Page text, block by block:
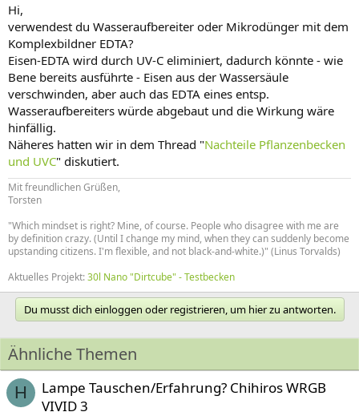
Hi,
verwendest du Wasseraufbereiter oder Mikrodünger mit dem
Komplexbildner EDTA?
Eisen-EDTA wird durch UV-C eliminiert, dadurch könnte - wie
Bene bereits ausführte - Eisen aus der Wassersäule
verschwinden, aber auch das EDTA eines entsp.
Wasseraufbereiters würde abgebaut und die Wirkung wäre
hinfällig.
Näheres hatten wir in dem Thread "Nachteile Pflanzenbecken
und UVC" diskutiert.
Mit freundlichen Grüßen,
Torsten
"Which mindset is right? Mine, of course. People who disagree with me are
by definition crazy. (Until I change my mind, when they can suddenly become
upstanding citizens. I'm flexible, and not black-and-white.)" (Linus Torvalds)
Aktuelles Projekt:30l Nano "Dirtcube" - Testbecken
Du musst dich einloggen oder registrieren, um hier zu antworten.
Ähnliche Themen
H
Lampe Tauschen/Erfahrung? Chihiros WRGB
VIVID 3